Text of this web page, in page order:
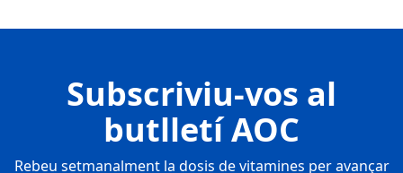
Subscriviu-vos al
butlletí AOC
Rebeu setmanalment la dosis de vitamines per avançar